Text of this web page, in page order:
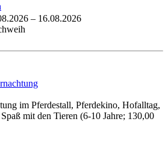
– 16.08.2026
im Pferdestall, Pferdekino, Hofalltag,
mit den Tieren (6-10 Jahre; 130,00